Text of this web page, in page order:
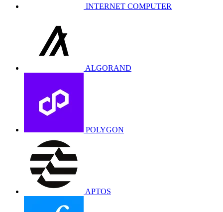
INTERNET COMPUTER
ALGORAND
POLYGON
APTOS